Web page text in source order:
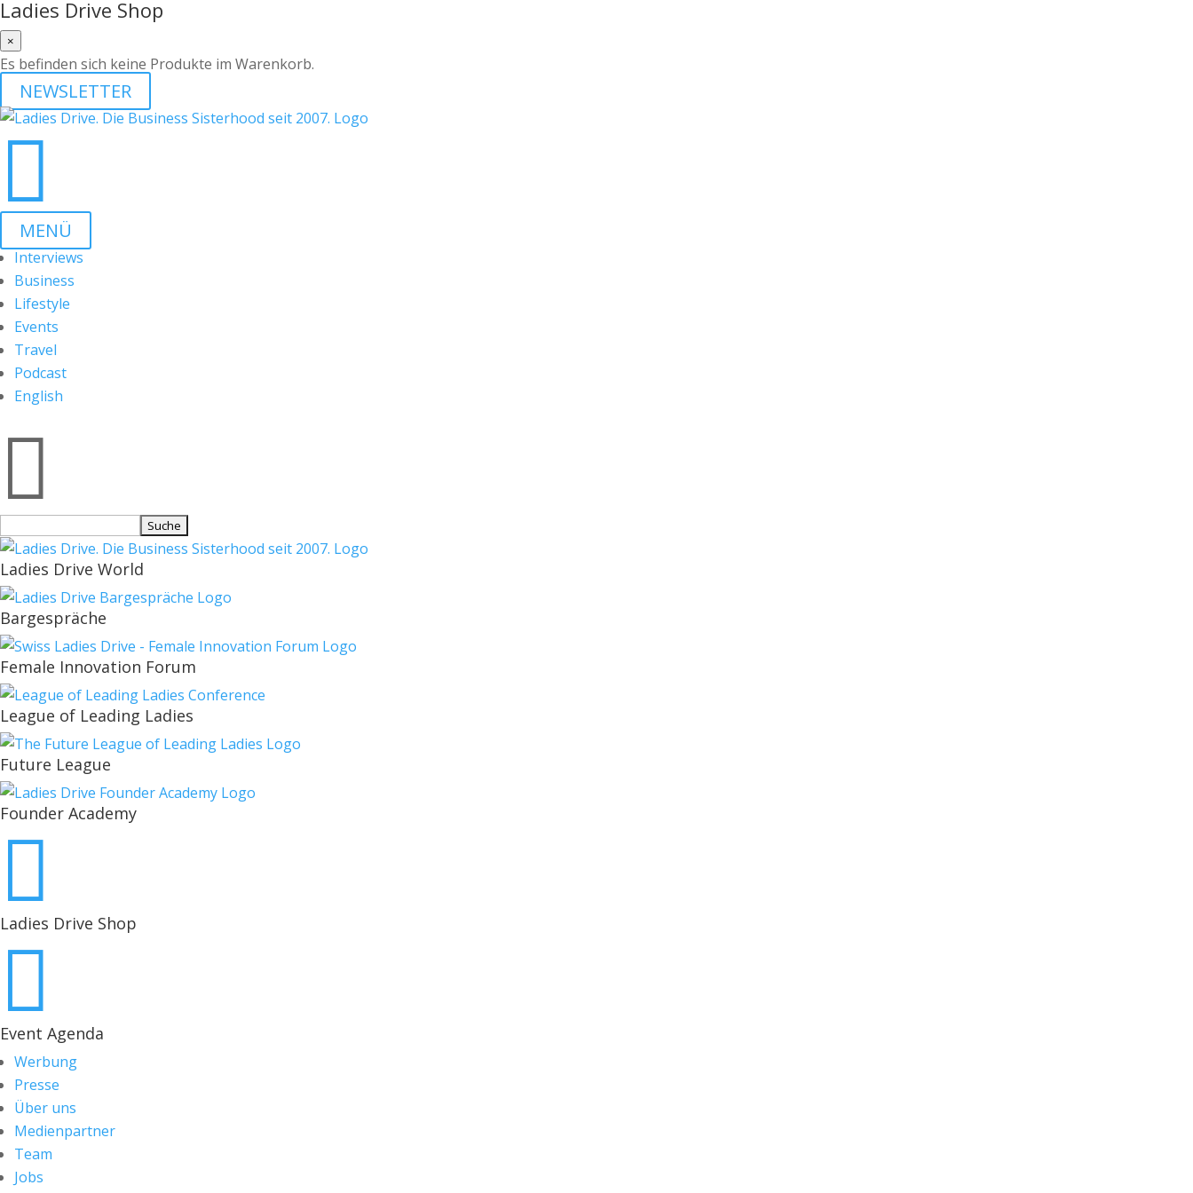
Ladies Drive Shop
×
Es befinden sich keine Produkte im Warenkorb.
NEWSLETTER

MENÜ
Interviews
Business
Lifestyle
Events
Travel
Podcast
English

nach:
Ladies Drive World
Bargespräche
Female Innovation Forum
League of Leading Ladies
Future League
Founder Academy

Ladies Drive Shop

Event Agenda
Werbung
Presse
Über uns
Medienpartner
Team
Jobs